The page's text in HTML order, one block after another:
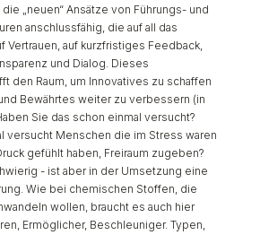
„neuen“ Ansätze von Führungs- und
anschlussfähig, die auf all das
Vertrauen, auf kurzfristiges Feedback,
und Dialog. Dieses
den Raum, um Innovatives zu schaffen
Bewährtes weiter zu verbessern (in
Sie das schon einmal versucht?
versucht Menschen die im Stress waren
gefühlt haben, Freiraum zugeben?
- ist aber in der Umsetzung eine
Wie bei chemischen Stoffen, die
wollen, braucht es auch hier
Ermöglicher, Beschleuniger. Typen,